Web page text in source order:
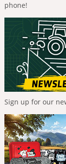
phone!
Sign up for our